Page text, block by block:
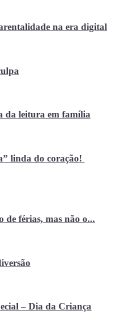
na era digital
da leitura em família
linda do coração!
de férias, mas não o...
– Dia da Criança